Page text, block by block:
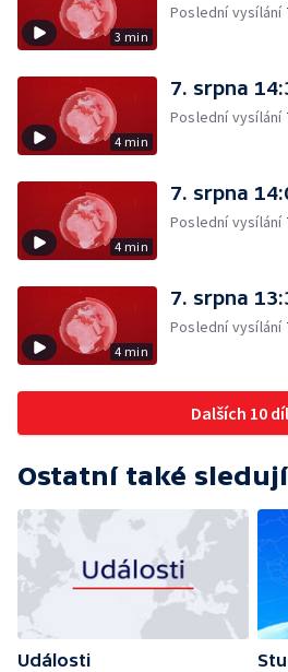
3 min
Poslední vysílání
4 min
7. srpna
Poslední vysílání
4 min
7. srpna
Poslední vysílání
4 min
7. srpna
Poslední vysílání
Dalších 10
Ostatní také sledují
Události